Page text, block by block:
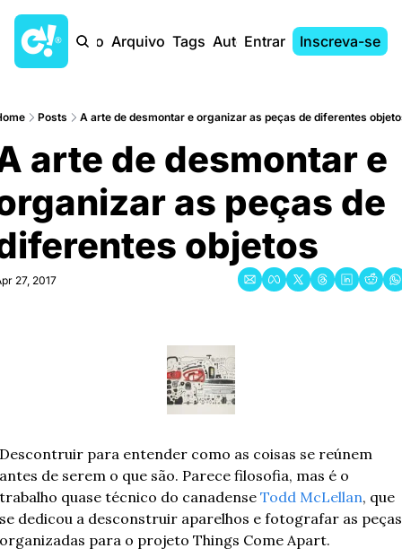
Início Arquivo Tags AutoresEntrar Inscreva-se
Posts A arte de desmontar e organizar as peças de diferentes
arte de desmontar e
as peças de
objetos
27, 2017
Descontruir para entender como as coisas se reúnem
antes de serem o que são. Parece filosofia, mas é o
trabalho quase técnico do canadense Todd McLellan, que
se dedicou a desconstruir aparelhos e fotografar as peças
organizadas para o projeto Things Come Apart.